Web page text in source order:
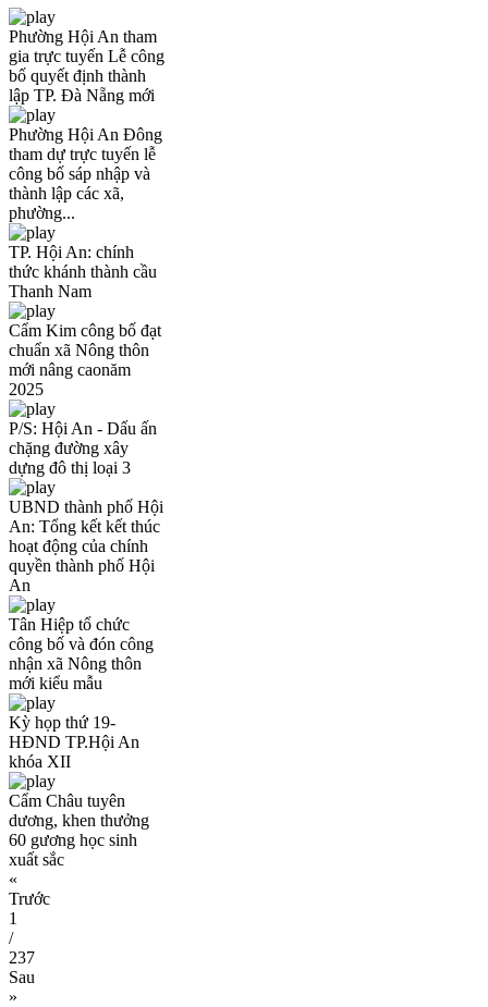
Phường Hội An tham
gia trực tuyến Lễ công
bố quyết định thành
lập TP. Đà Nẵng mới
Phường Hội An Đông
tham dự trực tuyến lễ
công bố sáp nhập và
thành lập các xã,
phường...
TP. Hội An: chính
thức khánh thành cầu
Thanh Nam
Cẩm Kim công bố đạt
chuẩn xã Nông thôn
mới nâng caonăm
2025
P/S: Hội An - Dấu ấn
chặng đường xây
dựng đô thị loại 3
UBND thành phố Hội
An: Tổng kết kết thúc
hoạt động của chính
quyền thành phố Hội
An
Tân Hiệp tổ chức
công bố và đón công
nhận xã Nông thôn
mới kiểu mẫu
Kỳ họp thứ 19-
HĐND TP.Hội An
khóa XII
Cẩm Châu tuyên
dương, khen thưởng
60 gương học sinh
xuất sắc
«
Trước
1
/
237
Sau
»